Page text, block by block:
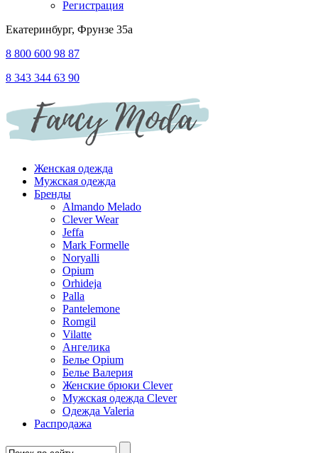
Регистрация
Екатеринбург, Фрунзе 35а
8 800 600 98 87
8 343 344 63 90
Женская одежда
Мужская одежда
Бренды
Almando Melado
Clever Wear
Jeffa
Mark Formelle
Noryalli
Opium
Orhideja
Palla
Pantelemone
Romgil
Vilatte
Ангелика
Белье Opium
Белье Валерия
Женские брюки Clever
Мужская одежда Clever
Одежда Valeria
Распродажа